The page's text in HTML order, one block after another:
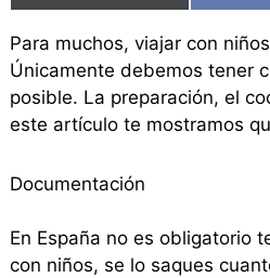
Para muchos, viajar con
Únicamente debemos tener
posible. La preparación, el
este artículo te mostramos
Documentación
En España no es obligatorio
con niños, se lo saques